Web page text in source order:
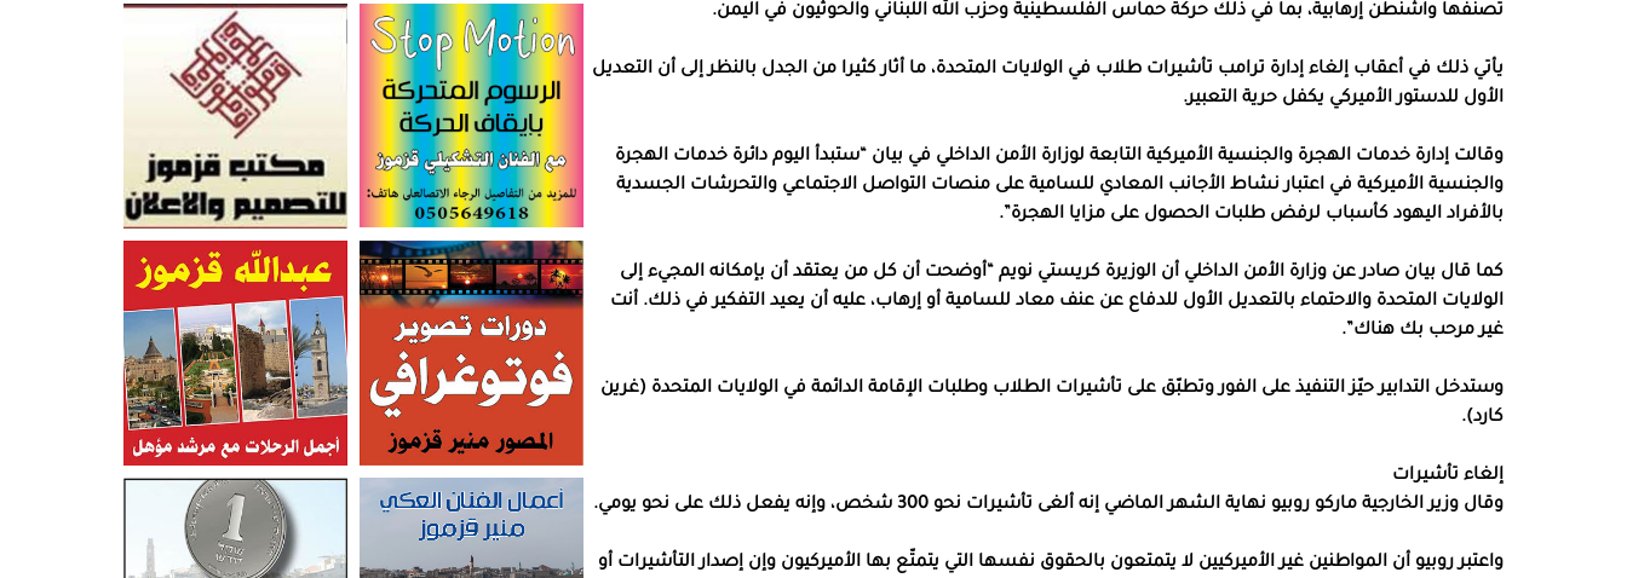
تصنّفها واشنطن إرهابية، بما في ذلك حركة حماس الفلسطينية وحزب الله اللبناني والحوثيون في اليمن.
يأتي ذلك في أعقاب إلغاء إدارة ترامب تأشيرات طلاب في الولايات المتحدة، ما أثار كثيرا من الجدل بالنظر إلى أن التعديل
الأول للدستور الأميركي يكفل حرية التعبير.
وقالت إدارة خدمات الهجرة والجنسية الأميركية التابعة لوزارة الأمن الداخلي في بيان “ستبدأ اليوم دائرة خدمات الهجرة
والجنسية الأميركية في اعتبار نشاط الأجانب المعادي للسامية على منصات التواصل الاجتماعي والتحرشات الجسدية
بالأفراد اليهود كأسباب لرفض طلبات الحصول على مزايا الهجرة”.
كما قال بيان صادر عن وزارة الأمن الداخلي أن الوزيرة كريستي نويم “أوضحت أن كل من يعتقد أن بإمكانه المجيء إلى
الولايات المتحدة والاحتماء بالتعديل الأول للدفاع عن عنف معاد للسامية أو إرهاب، عليه أن يعيد التفكير في ذلك. أنت
غير مرحب بك هناك”.
وستدخل التدابير حيّز التنفيذ على الفور وتطبّق على تأشيرات الطلاب وطلبات الإقامة الدائمة في الولايات المتحدة (غرين
كارد).
إلغاء تأشيرات
وقال وزير الخارجية ماركو روبيو نهاية الشهر الماضي إنه ألغى تأشيرات نحو 300 شخص، وإنه يفعل ذلك على نحو يومي.
واعتبر روبيو أن المواطنين غير الأميركيين لا يتمتعون بالحقوق نفسها التي يتمتّع بها الأميركيون وإن إصدار التأشيرات أو